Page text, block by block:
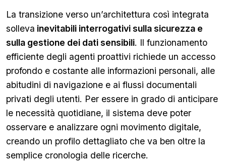
La transizione verso un’architettura così integrata
solleva inevitabili interrogativi sulla sicurezza e
sulla gestione dei dati sensibili. Il funzionamento
efficiente degli agenti proattivi richiede un accesso
profondo e costante alle informazioni personali, alle
abitudini di navigazione e ai flussi documentali
privati degli utenti. Per essere in grado di anticipare
le necessità quotidiane, il sistema deve poter
osservare e analizzare ogni movimento digitale,
creando un profilo dettagliato che va ben oltre la
semplice cronologia delle ricerche.